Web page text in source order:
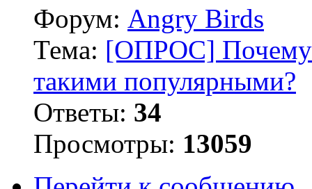
Форум: Angry Birds
Тема: [ОПРОС] Почему
такими популярными?
Ответы: 34
Просмотры: 13059